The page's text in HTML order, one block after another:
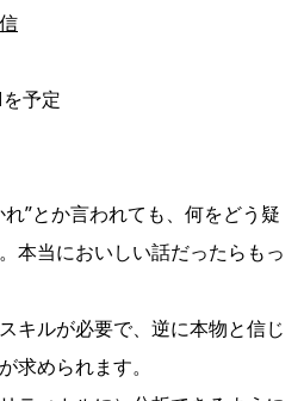
予定
”とか言われても、何をどう疑
本当においしい話だったらもっ
キルが必要で、逆に本物と信じ
求められます。